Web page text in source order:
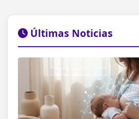
Últimas Noticias